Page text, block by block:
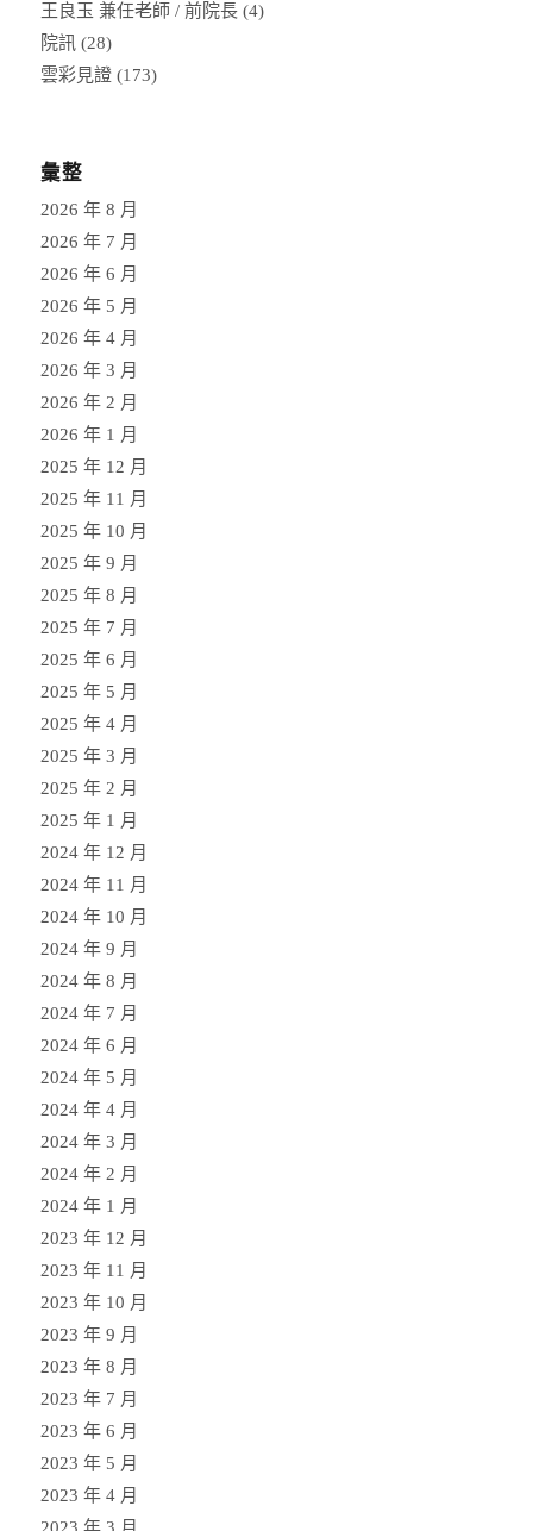
王良玉 兼任老師 / 前院長(4)
院訊 (28)
雲彩見證(173)
彙整
2026 年 8 月
2026 年 7 月
2026 年 6 月
2026 年 5 月
2026 年 4 月
2026 年 3 月
2026 年 2 月
2026 年 1 月
2025 年 12 月
2025 年 11 月
2025 年 10 月
2025 年 9 月
2025 年 8 月
2025 年 7 月
2025 年 6 月
2025 年 5 月
2025 年 4 月
2025 年 3 月
2025 年 2 月
2025 年 1 月
2024 年 12 月
2024 年 11 月
2024 年 10 月
2024 年 9 月
2024 年 8 月
2024 年 7 月
2024 年 6 月
2024 年 5 月
2024 年 4 月
2024 年 3 月
2024 年 2 月
2024 年 1 月
2023 年 12 月
2023 年 11 月
2023 年 10 月
2023 年 9 月
2023 年 8 月
2023 年 7 月
2023 年 6 月
2023 年 5 月
2023 年 4 月